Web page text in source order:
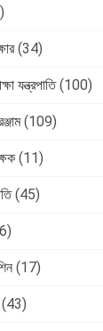
(34)
যন্ত্রপাতি (100)
(109)
(11)
(45)
(17)
(43)